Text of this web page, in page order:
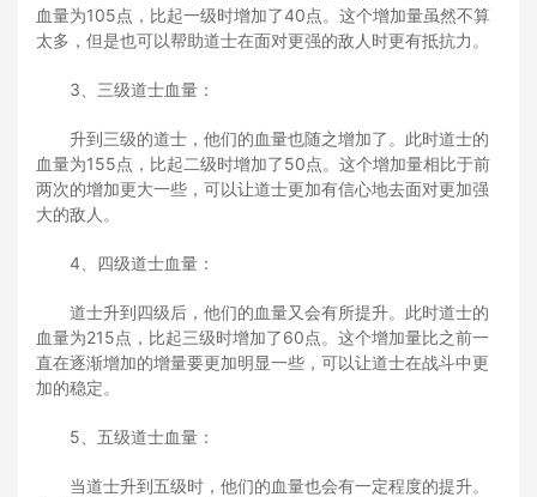
血量为105点，比起一级时增加了40点。这个增加量虽然不算
太多，但是也可以帮助道士在面对更强的敌人时更有抵抗力。
3、三级道士血量：
升到三级的道士，他们的血量也随之增加了。此时道士的
血量为155点，比起二级时增加了50点。这个增加量相比于前
两次的增加更大一些，可以让道士更加有信心地去面对更加强
大的敌人。
4、四级道士血量：
道士升到四级后，他们的血量又会有所提升。此时道士的
血量为215点，比起三级时增加了60点。这个增加量比之前一
直在逐渐增加的增量要更加明显一些，可以让道士在战斗中更
加的稳定。
5、五级道士血量：
当道士升到五级时，他们的血量也会有一定程度的提升。